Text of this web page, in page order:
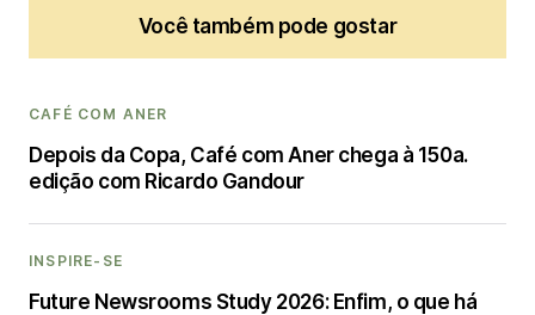
Você também pode gostar
CAFÉ COM ANER
Depois da Copa, Café com Aner chega à 150a.
edição com Ricardo Gandour
INSPIRE-SE
Future Newsrooms Study 2026: Enfim, o que há